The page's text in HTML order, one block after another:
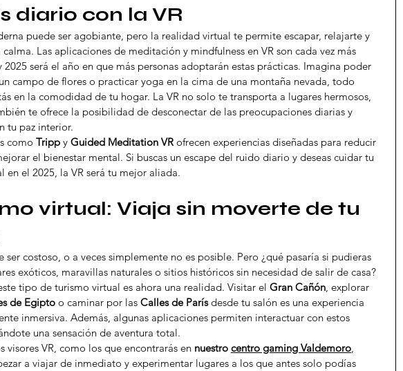
diario con la VR
puede ser agobiante, pero la realidad virtual te permite escapar, relajarte y
Las aplicaciones de meditación y mindfulness en VR son cada vez más
2025 será el año en que más personas adoptarán estas prácticas. Imagina poder
campo de flores o practicar yoga en la cima de una montaña nevada, todo
en la comodidad de tu hogar. La VR no solo te transporta a lugares hermosos,
te ofrece la posibilidad de desconectar de las preocupaciones diarias y
tu paz interior.
como Tripp y Guided Meditation VR ofrecen experiencias diseñadas para reducir
el bienestar mental. Si buscas un escape del ruido diario y deseas cuidar tu
en el 2025, la VR será tu mejor aliada.
virtual: Viaja sin moverte de tu
ser costoso, o a veces simplemente no es posible. Pero ¿qué pasaría si pudieras
exóticos, maravillas naturales o sitios históricos sin necesidad de salir de casa?
tipo de turismo virtual es ahora una realidad. Visitar el Gran Cañón, explorar
de Egipto o caminar por las Calles de París desde tu salón es una experiencia
inmersiva. Además, algunas aplicaciones permiten interactuar con estos
una sensación de aventura total.
visores VR, como los que encontrarás en nuestro centro gaming Valdemoro,
a viajar de inmediato y experimentar lugares a los que antes solo podías